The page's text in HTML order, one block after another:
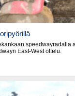
speedwayradalla
East-West ottelu.